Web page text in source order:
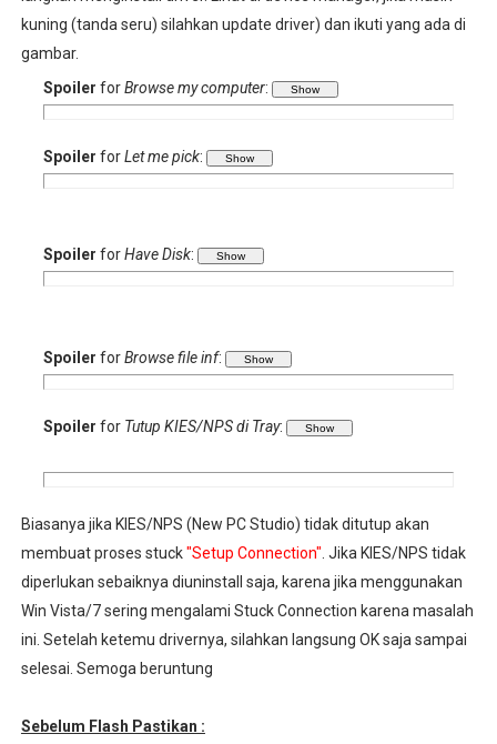
kuning (tanda seru) silahkan update driver) dan ikuti yang ada di
gambar.
Spoiler forBrowse my computer:
Spoiler forLet me pick:
Spoiler forHave Disk:
Spoiler forBrowse file inf:
Spoiler for Tutup KIES/NPS di Tray:
Biasanya jika KIES/NPS (New PC Studio) tidak ditutup akan
membuat proses stuck"Setup Connection" . Jika KIES/NPS tidak
diperlukan sebaiknya diuninstall saja, karena jika menggunakan
Win Vista/7 sering mengalami Stuck Connection karena masalah
ini. Setelah ketemu drivernya, silahkan langsung OK saja sampai
selesai. Semoga beruntung
Sebelum Flash Pastikan :